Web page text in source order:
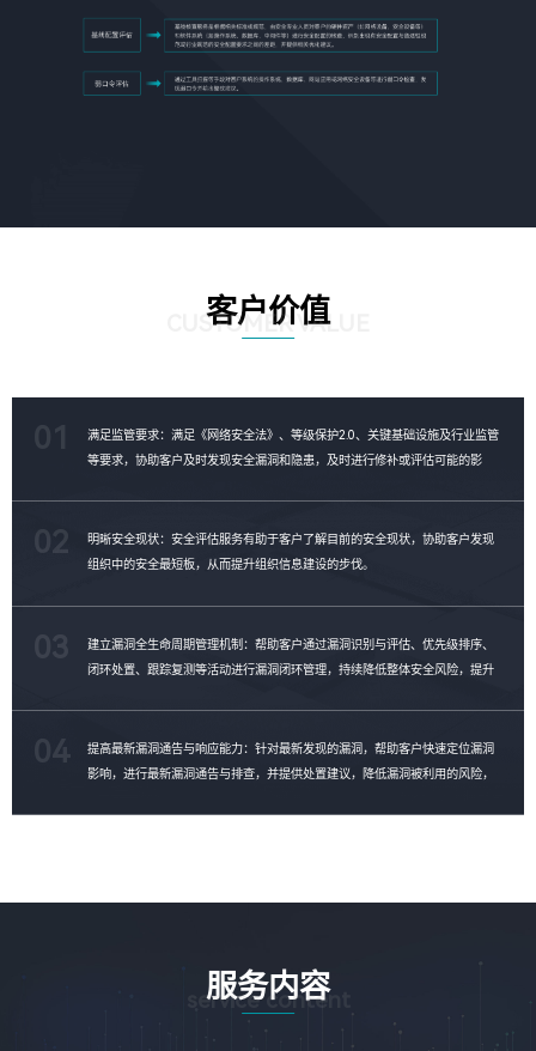
客户价值
CUSTOMER VALUE
满足监管要求：满足《网络安全法》、等级保护2.0、关键基础设施及行业监管
等要求，协助客户及时发现安全漏洞和隐患，及时进行修补或评估可能的影
明晰安全现状：安全评估服务有助于客户了解目前的安全现状，协助客户发现
组织中的安全最短板，从而提升组织信息建设的步伐。
02
建立漏洞全生命周期管理机制：帮助客户通过漏洞识别与评估、优先级排序、
闭环处置、跟踪复测等活动进行漏洞闭环管理，持续降低整体安全风险，提升
提高最新漏洞通告与响应能力：针对最新发现的漏洞，帮助客户快速定位漏洞
影响，进行最新漏洞通告与排查，并提供处置建议，降低漏洞被利用的风险，
服务内容
service content